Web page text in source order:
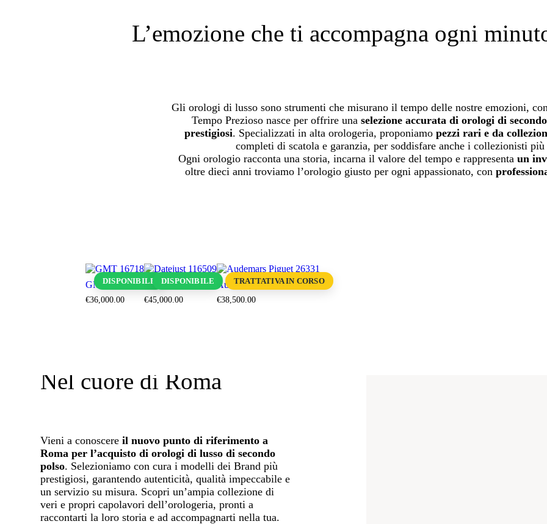
L’emozione che ti accompagna ogni
Gli orologi di lusso sono strumenti che misurano il tempo delle nostre emozioni,
Tempo Prezioso nasce per offrire una selezione accurata di orologi di
prestigiosi. Specializzati in alta orologeria, proponiamo pezzi rari e da
completi di scatola e garanzia, per soddisfare anche i collezionisti
Ogni orologio racconta una storia, incarna il valore del tempo e rappresenta un
oltre dieci anni troviamo l’orologio giusto per ogni appassionato, con
DISPONIBILE
GMT 16718
€36,000 00
DISPONIBILE
Datejust 116509
€45,000 00
TRATTATIVA IN CORSO
Audemars Piguet 26331
€38,500 00
Nel cuore di Roma
Vieni a conoscere il nuovo punto di riferimento a
Roma per l’acquisto di orologi di lusso di secondo
polso. Selezioniamo con cura i modelli dei Brand più
prestigiosi, garantendo autenticità, qualità impeccabile e
un servizio su misura. Scopri un’ampia collezione di
veri e propri capolavori dell’orologeria, pronti a
raccontarti la loro storia e ad accompagnarti nella tua.